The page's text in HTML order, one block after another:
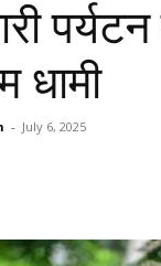
धामी
- July 6, 2025